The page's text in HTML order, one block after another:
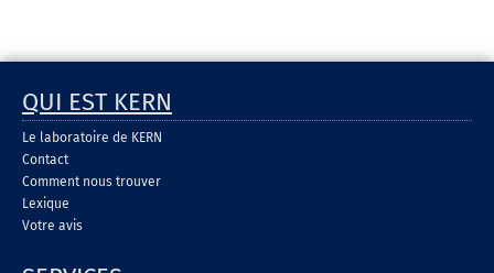
QUI EST KERN
Le laboratoire de KERN
Contact
Comment nous trouver
Lexique
Votre avis